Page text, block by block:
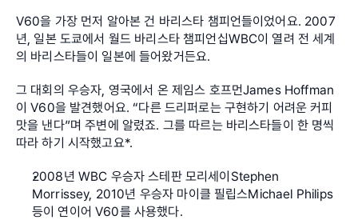
V60을 가장 먼저 알아본 건 바리스타 챔피언들이었어요. 2007
년, 일본 도쿄에서 월드 바리스타 챔피언십WBC이 열려 전 세계
의 바리스타들이 일본에 들어왔거든요.
그 대회의 우승자, 영국에서 온 제임스 호프먼James Hoffman
이 V60을 발견했어요. “다른 드리퍼로는 구현하기 어려운 커피
맛을 낸다”며 주변에 알렸죠. 그를 따르는 바리스타들이 한 명씩
따라 하기 시작했고요*.
2008년 WBC 우승자 스테판 모리세이Stephen
Morrissey, 2010년 우승자 마이클 필립스Michael Philips
등이 연이어 V60를 사용했다.